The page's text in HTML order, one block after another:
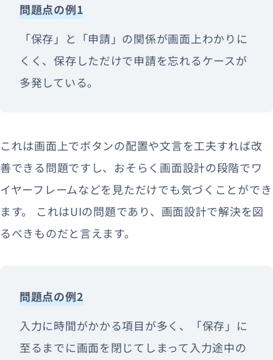
問題点の例1
「保存」と「申請」の関係が画面上わかりに
くく、保存しただけで申請を忘れるケースが
多発している。
これは画面上でボタンの配置や文言を工夫すれば改
善できる問題ですし、おそらく画面設計の段階でワ
イヤーフレームなどを見ただけでも気づくことができ
ます。 これはUIの問題であり、画面設計で解決を図
るべきものだと言えます。
問題点の例2
入力に時間がかかる項目が多く、「保存」に
至るまでに画面を閉じてしまって入力途中の